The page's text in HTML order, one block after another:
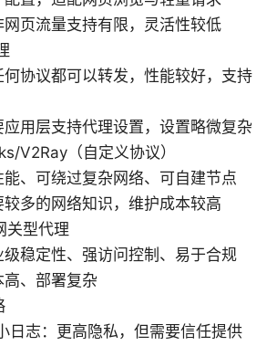
页流量支持有限，灵活性较低
协议都可以转发，性能较好，支持
用层支持代理设置，设置略微复杂
V2Ray（自定义协议）
、可绕过复杂网络、可自建节点
多的网络知识，维护成本较高
关型代理
稳定性、强访问控制、易于合规
、部署复杂
日志：更高隐私，但需要信任提供